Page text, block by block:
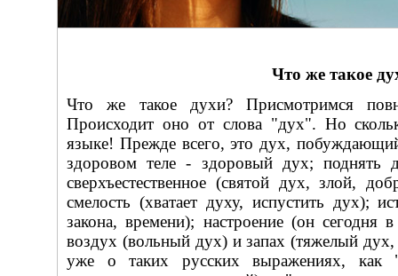
Что же такое
Что же такое духи? Присмотримся
Происходит оно от слова "дух". Но
языке! Прежде всего, это дух,
здоровом теле - здоровый дух; поднять
сверхъестественное (святой дух, злой,
смелость (хватает духу, испустить дух);
закона, времени); настроение (он
воздух (вольный дух) и запах (тяжелый
уже о таких русских выражениях,